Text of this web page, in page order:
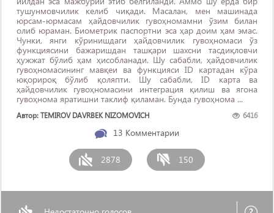
тушунмовчилик келиб чиқади. Масалан, мен машинада
юрсам-юрмасам ҳайдовчилик гувоҳномамни ўзим билан
олиб юраман. Биометрик паспортни эса ҳар доим ҳам эмас.
Чунки, янги кўринишдаги ҳайдовчилик гувоҳномаси ўз
функциясини бажаришдан ташқари шахсни тасдиқловчи
ҳужжат бўлиб ҳам ҳисобланади. Шу сабабли, ҳайдовчилик
гувоҳномасининг мавқеи ва функцияси ID картадан кўра
юқорироқ бўлиб қоляпти. Шу сабабли, ID карта ва
ҳайдовчилик гувоҳномасини интеграция қилиш ва ягона
гувоҳнома яратишни таклиф қиламан. Бунда гувоҳнома ...
Автор: TEMIROV DAVRBEK NIZOMOVICH 6416
13 Комментарии
2878 150